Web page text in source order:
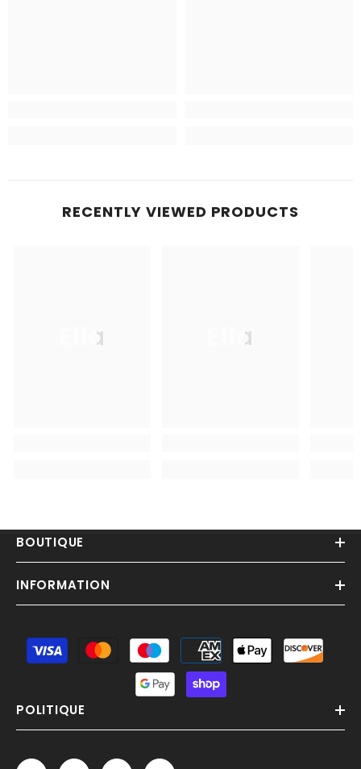
RECENTLY VIEWED PRODUCTS
Ella Ella
BOUTIQUE
INFORMATION
Moyens
de
POLITIQUE